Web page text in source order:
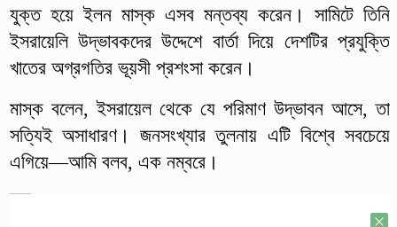
যুক্ত হয়ে ইলন মাস্ক এসব মন্তব্য করেন। সামিটে তিনি
ইসরায়েলি উদ্ভাবকদের উদ্দেশে বার্তা দিয়ে দেশটির প্রযুক্তি
খাতের অগ্রগতির ভূয়সী প্রশংসা করেন।
মাস্ক বলেন, ইসরায়েল থেকে যে পরিমাণ উদ্ভাবন আসে, তা
সত্যিই অসাধারণ। জনসংখ্যার তুলনায় এটি বিশ্বে সবচেয়ে
এগিয়ে—আমি বলব, এক নম্বরে।